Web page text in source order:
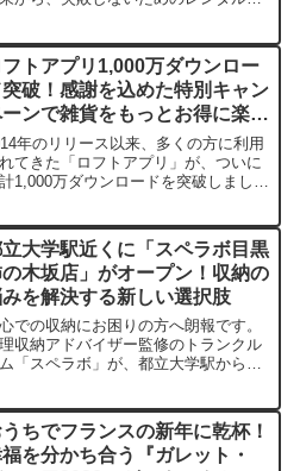
フトアプリ1,000万ダウンロー
突破！感謝を込めた特別キャン
ンで雑貨をもっとお得に楽し
う！
年のリリース以来、多くの方に利用
てきた「ロフトアプリ」が、ついに
1,000万ダウンロードを突破しまし
山分けプレゼントや、最大10％OFF
ポンが当たるチャンスなど、見逃せ
お得な企画が満載です。ロフトでの
物をさらに楽しく、便利にするアプ
魅力もご紹介します。
大学駅近くに「スペラボ目黒
木坂店」がオープン！収納の
を解決する新しい選択肢
での収納にお困りの方へ朗報です。
収納アドバイザー監修のトランクル
「スペラボ」が、都立大学駅から徒
ングキャンペーンも実施され、個人か
人まで幅広いニーズに対応。荷物の
に悩む方にとって、新たな解決策と
ちでフランスの新年に乾杯！
を分かち合う『ガレット・